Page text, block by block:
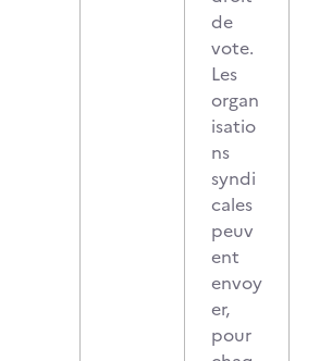
de
vote.
Les
organ
isatio
ns
syndi
cales
peuv
ent
envoy
er,
pour